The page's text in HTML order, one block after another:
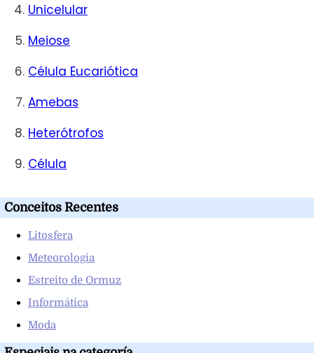
Unicelular
Meiose
Célula Eucariótica
Amebas
Heterótrofos
Célula
Conceitos Recentes
Litosfera
Meteorologia
Estreito de Ormuz
Informática
Moda